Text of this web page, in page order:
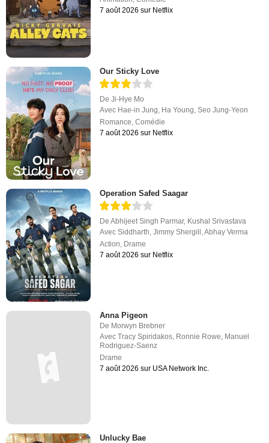
7 août 2026 sur Netflix
Our Sticky Love
DeJi-Hye Mo
Avec Hae-in Jung Ha Young ,Seo Jung-Yeon
Romance ,Comédie
7 août 2026 sur Netflix
Operation Safed Saagar
DeAbhijeet Singh Parmar, Kushal Srivastava
AvecSiddharth,Jimmy Shergill ,Abhay Verma
Action, Drame
7 août 2026 sur Netflix
Anna Pigeon
De Morwyn Brebner
AvecTracy Spiridakos, Ronnie Rowe, Manuel
Rodriguez-Saenz
Drame
7 août 2026 sur USA Network Inc.
Unlucky Bae